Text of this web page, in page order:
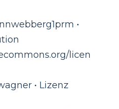
•
licen
• Lizenz